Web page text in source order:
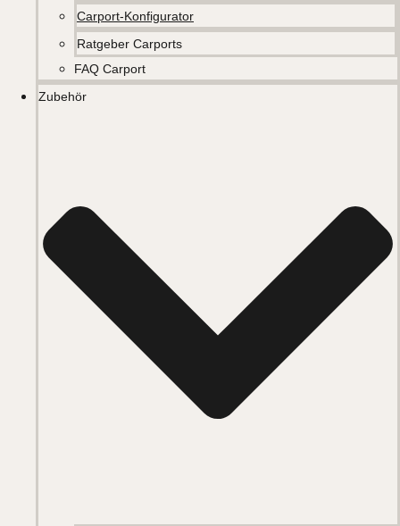
Carport-Konfigurator
Ratgeber Carports
FAQ Carport
Zubehör